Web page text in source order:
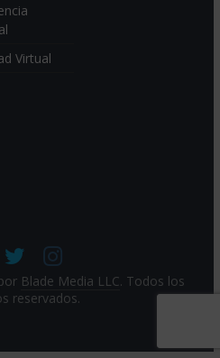
Virtual
Blade Media LLC. Todos los
reservados.